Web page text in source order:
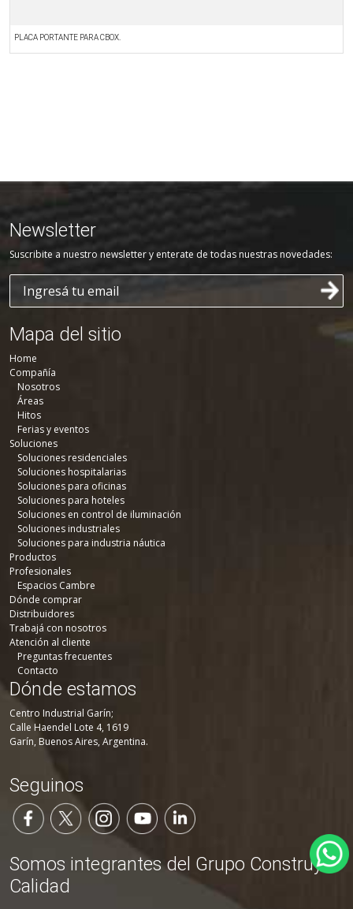
PLACA PORTANTE PARA CBOX.
Newsletter
Suscribite a nuestro newsletter y enterate de todas nuestras novedades:
Mapa del sitio
Home
Compañía
Nosotros
Áreas
Hitos
Ferias y eventos
Soluciones
Soluciones residenciales
Soluciones hospitalarias
Soluciones para oficinas
Soluciones para hoteles
Soluciones en control de iluminación
Soluciones industriales
Soluciones para industria náutica
Productos
Profesionales
Espacios Cambre
Dónde comprar
Distribuidores
Trabajá con nosotros
Atención al cliente
Preguntas frecuentes
Contacto
Dónde estamos
Centro Industrial Garín;
Calle Haendel Lote 4, 1619
Garín, Buenos Aires, Argentina.
Seguinos
Somos integrantes del Grupo Construya
Calidad